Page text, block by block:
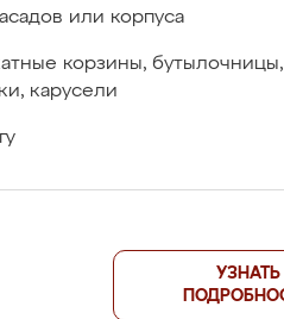
или корпуса
корзины, бутылочницы,
карусели
УЗНАТЬ